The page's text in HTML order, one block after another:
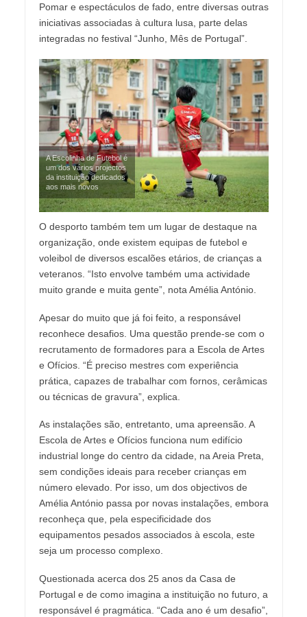
Pomar e espectáculos de fado, entre diversas outras
iniciativas associadas à cultura lusa, parte delas
integradas no festival “Junho, Mês de Portugal”.
A Escolinha de Futebol é
um dos vários projectos
da instituição dedicados
aos mais novos
O desporto também tem um lugar de destaque na
organização, onde existem equipas de futebol e
voleibol de diversos escalões etários, de crianças a
veteranos. “Isto envolve também uma actividade
muito grande e muita gente”, nota Amélia António.
Apesar do muito que já foi feito, a responsável
reconhece desafios. Uma questão prende-se com o
recrutamento de formadores para a Escola de Artes
e Ofícios. “É preciso mestres com experiência
prática, capazes de trabalhar com fornos, cerâmicas
ou técnicas de gravura”, explica.
As instalações são, entretanto, uma apreensão. A
Escola de Artes e Ofícios funciona num edifício
industrial longe do centro da cidade, na Areia Preta,
sem condições ideais para receber crianças em
número elevado. Por isso, um dos objectivos de
Amélia António passa por novas instalações, embora
reconheça que, pela especificidade dos
equipamentos pesados associados à escola, este
seja um processo complexo.
Questionada acerca dos 25 anos da Casa de
Portugal e de como imagina a instituição no futuro, a
responsável é pragmática. “Cada ano é um desafio”,